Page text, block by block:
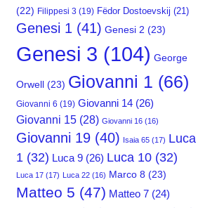
(22) Filippesi 3 (19) Fëdor Dostoevskij (21)
Genesi 1 (41) Genesi 2 (23)
Genesi 3 (104) George
Orwell (23) Giovanni 1 (66)
Giovanni 6 (19) Giovanni 14 (26)
Giovanni 15 (28) Giovanni 16 (16)
Giovanni 19 (40) Isaia 65 (17) Luca
1 (32) Luca 9 (26) Luca 10 (32)
Luca 17 (17) Luca 22 (16) Marco 8 (23)
Matteo 5 (47) Matteo 7 (24)